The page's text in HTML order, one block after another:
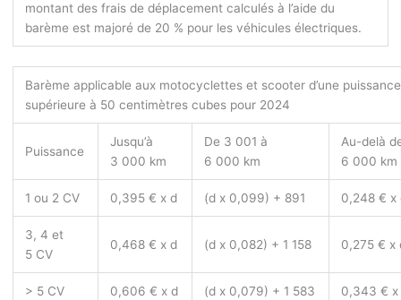
montant des frais de déplacement calculés à l’aide du
barème est majoré de 20 % pour les véhicules électriques.
Barème applicable aux motocyclettes et scooter d’une puissance
supérieure à 50 centimètres cubes pour 2024
Puissance
Jusqu’à
3 000 km
De 3 001 à
6 000 km
Au-delà
6 000 km
1 ou 2 CV 0,395 € x d (d x 0,099) + 891 0,248 € x
3, 4 et
5 CV
0,468 € x d (d x 0,082) + 1 158 0,275 € x
> 5 CV 0,606 € x d (d x 0,079) + 1 583 0,343 € x